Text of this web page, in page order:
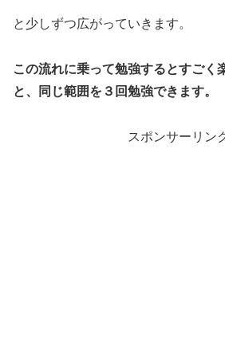
と少しずつ広がっていきます。
この流れに乗って勉強するとすごく
と、同じ範囲を３回勉強できます。
スポンサーリン